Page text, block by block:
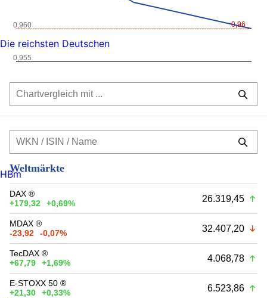
0,96
0,955
0,960
Weltmärkte
DAX ®
+179,32
+0,69% 26.319,45
MDAX ®
-23,92
-0,07% 32.407,20
TecDAX ®
+67,79
+1,69% 4.068,78
E-STOXX 50 ®
+21,30
+0,33% 6.523,86
Die reichsten Deutschen
HBm